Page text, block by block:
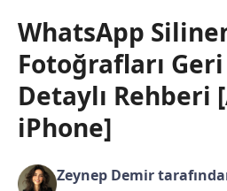
iOS için
ReiBoot
PDNob
WhatsApp
Fotoğrafları
Detaylı Rehberi
iPhone]
Zeynep Demir